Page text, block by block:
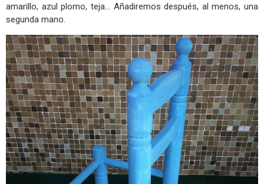
amarillo, azul plomo, teja... Añadiremos después, al menos, una
segunda mano.